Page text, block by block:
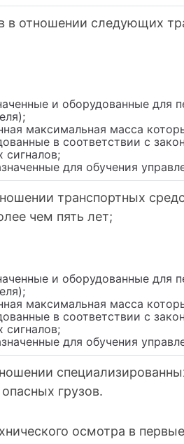
отношении следующих
и оборудованные
максимальная масса
в соответствии с
сигналов;
для обучения
транспортных
чем пять лет;
и оборудованные
максимальная масса
в соответствии с
сигналов;
для обучения
грузов.
осмотра в